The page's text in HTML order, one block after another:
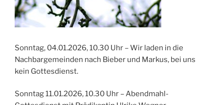
Sonntag, 04.01.2026, 10.30 Uhr – Wir laden in die
Nachbargemeinden nach Bieber und Markus, bei uns
kein Gottesdienst.
Sonntag 11.01.2026, 10.30 Uhr – Abendmahl-